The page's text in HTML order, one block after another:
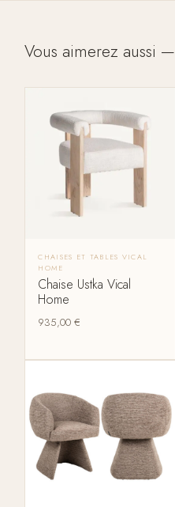
Vous aimerez aussi —
CHAISES ET TABLES VICAL
HOME
Chaise Ustka Vical
Home
935,00€